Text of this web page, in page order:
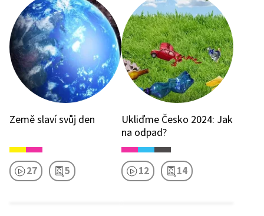
Země slaví svůj den
27 5
Ukliďme Česko 2024: Jak
na odpad?
12 14